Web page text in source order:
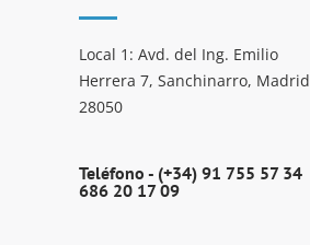
Local 1: Avd. del Ing. Emilio
Herrera 7, Sanchinarro, Madrid
28050
Teléfono - (+34) 91 755 57 34
686 20 17 09